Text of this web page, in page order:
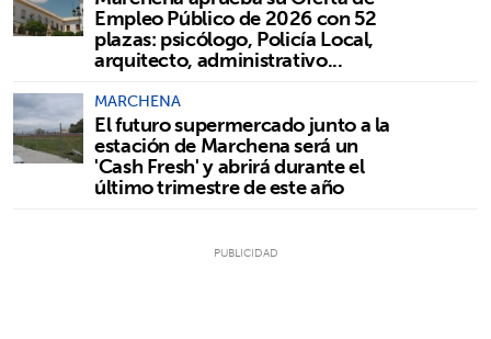
Empleo Público de 2026 con 52
plazas: psicólogo, Policía Local,
arquitecto, administrativo...
MARCHENA
El futuro supermercado junto a la
estación de Marchena será un
'Cash Fresh' y abrirá durante el
último trimestre de este año